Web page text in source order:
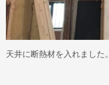
天井に断熱材を入れました。